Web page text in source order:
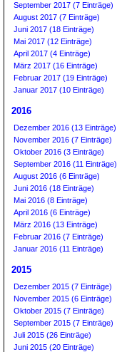
September 2017 (7 Einträge)
August 2017 (7 Einträge)
Juni 2017 (18 Einträge)
Mai 2017 (12 Einträge)
April 2017 (4 Einträge)
März 2017 (16 Einträge)
Februar 2017 (19 Einträge)
Januar 2017 (10 Einträge)
2016
Dezember 2016 (13 Einträge)
November 2016 (7 Einträge)
Oktober 2016 (3 Einträge)
September 2016 (11 Einträge)
August 2016 (6 Einträge)
Juni 2016 (18 Einträge)
Mai 2016 (8 Einträge)
April 2016 (6 Einträge)
März 2016 (13 Einträge)
Februar 2016 (7 Einträge)
Januar 2016 (11 Einträge)
2015
Dezember 2015 (7 Einträge)
November 2015 (6 Einträge)
Oktober 2015 (7 Einträge)
September 2015 (7 Einträge)
Juli 2015 (26 Einträge)
Juni 2015 (20 Einträge)